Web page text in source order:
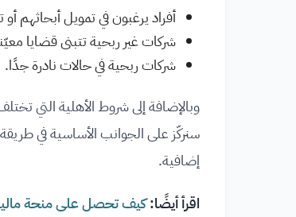
أفراد يرغبون في تمويل أبحاثهم
شركات غير ربحية تتبنى قضايا
شركات ربحية في حالات نادرة جدًا.
وبالإضافة إلى شروط الأهلية التي
سنركّز على الجوانب الأساسية في
إضافية.
اقرأ أيضًا:كيف تحصل على منحة